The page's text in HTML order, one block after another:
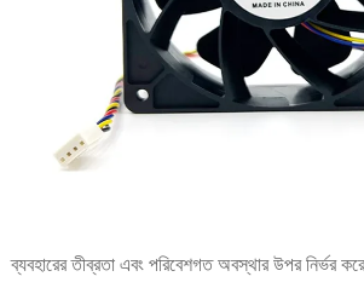
ব্যবহারের তীব্রতা এবং পরিবেশগত অবস্থার উপর নির্ভর